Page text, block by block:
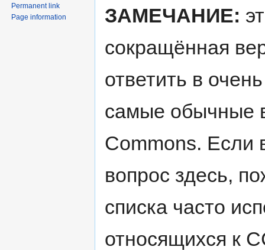
ЗАМЕЧАНИЕ:
сокращённая
ответить в
самые обычные
Commons. Если
вопрос здесь,
списка часто
относящихся к
Permanent link
Page information